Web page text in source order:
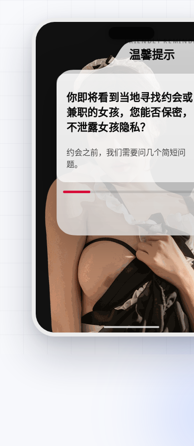
FRIENDLY
温馨提示
你即将看到当地寻找约会或
兼职的女孩，您能否保密，
不泄露女孩隐私？
约会之前，我们需要问几个简短问
题。